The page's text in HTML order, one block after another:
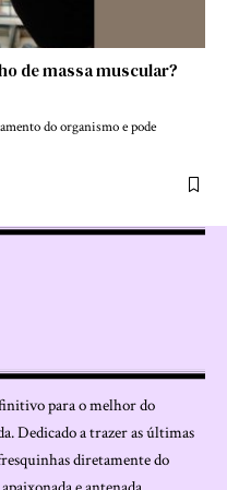
de massa muscular?
do organismo e pode
para o melhor do
Dedicado a trazer as últimas
diretamente do